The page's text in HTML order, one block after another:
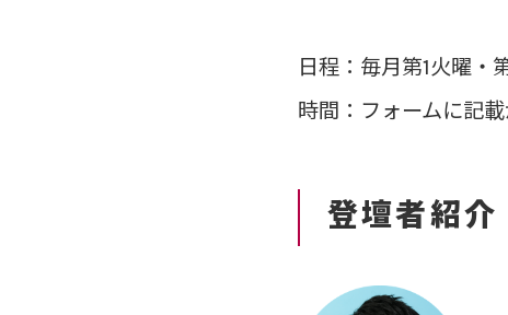
日程：毎月第1火曜・
登壇者紹介